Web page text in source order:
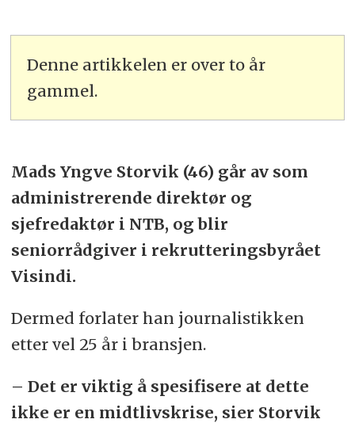
Denne artikkelen er over to år
gammel.
Mads Yngve Storvik (46) går av som
administrerende direktør og
sjefredaktør i NTB, og blir
seniorrådgiver i rekrutteringsbyrået
Visindi.
Dermed forlater han journalistikken
etter vel 25 år i bransjen.
– Det er viktig å spesifisere at dette
ikke er en midtlivskrise, sier Storvik